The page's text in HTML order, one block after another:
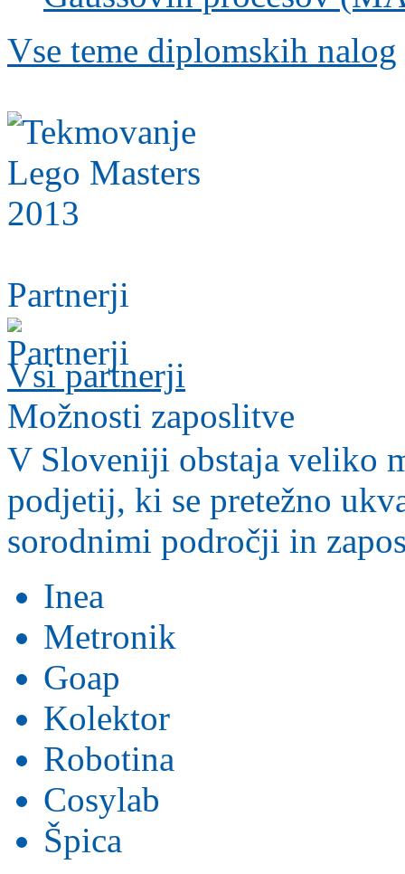
Vse teme diplomskih nalog
Partnerji
Vsi partnerji
Možnosti zaposlitve
V Sloveniji obstaja veliko
podjetij, ki se pretežno
sorodnimi področji in
Inea
Metronik
Goap
Kolektor
Robotina
Cosylab
Špica